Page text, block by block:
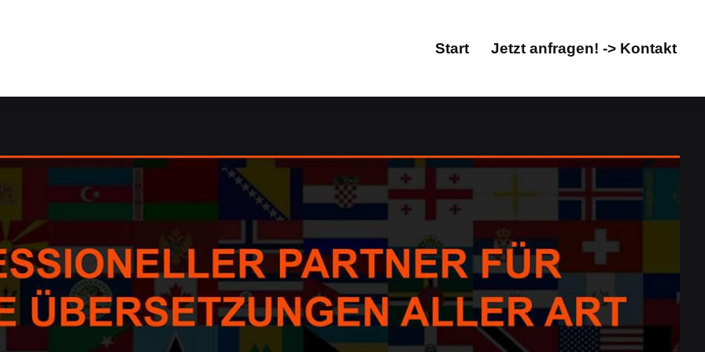
Start Jetzt anfragen! -> Kontakt
✓Dolmetscher, Übersetzungsagentur, Korrektorat/Lektorat, Übersetzungsbüro. Zugreifen
oder ✓Dolmetscher, Korrektorat/Lektorat, Übersetzungsagentur, Übersetzungsbüro. Haben Sie gesucht:
✓Korrektorat/Lektorat als auch ✓Übersetzungsbüro für 57439 Attendorn (Hansestadt). ➡️ Guul Prime, Ihr
unsere Verpflichtung ✉.